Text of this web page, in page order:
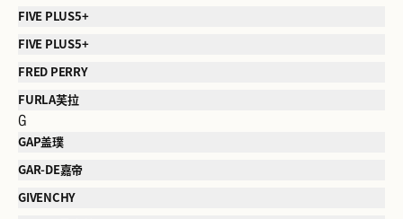
FIVE PLUS5+
FIVE PLUS5+
FRED PERRY
FURLA芙拉
G
GAP盖璞
GAR-DE嘉帝
GIVENCHY